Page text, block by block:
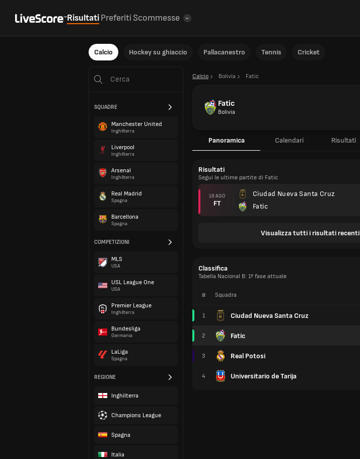
RisultatiPreferiti Scommesse
Calcio Hockey su ghiaccio Pallacanestro Tennis Cricket
SQUADRE
Manchester United
Inghilterra
Liverpool
Inghilterra
Arsenal
Inghilterra
Real Madrid
Spagna
Barcellona
Spagna
COMPETIZIONI
MLS
USA
USL League One
USA
Premier League
Inghilterra
Bundesliga
Germania
LaLiga
Spagna
REGIONE
Inghilterra
Champions League
Spagna
Italia
Calcio Bolivia Fatic
Fatic
Bolivia
Panoramica Calendari Risultati
Risultati
Segui le ultime partite di Fatic
18 AGO
FT
Ciudad Nueva Santa Cruz
Fatic
Visualizza tutti i risultati recenti
Classifica
Tabella Nacional B: 1ª fase attuale
# Squadra
1 Ciudad Nueva Santa Cruz
2 Fatic
3 Real Potosi
4 Universitario de Tarija